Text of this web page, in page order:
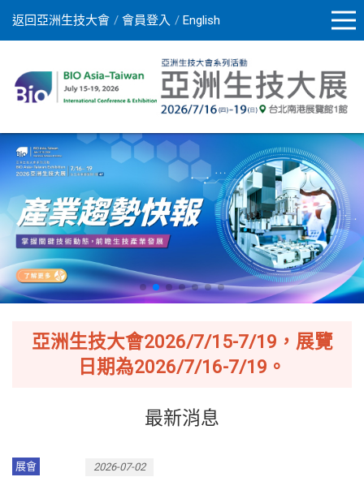
返回亞洲生技大會 會員登入 English
亞洲生技大會2026/7/15-7/19，展覽
日期為2026/7/16-7/19。
最新消息
展會 2026-07-02